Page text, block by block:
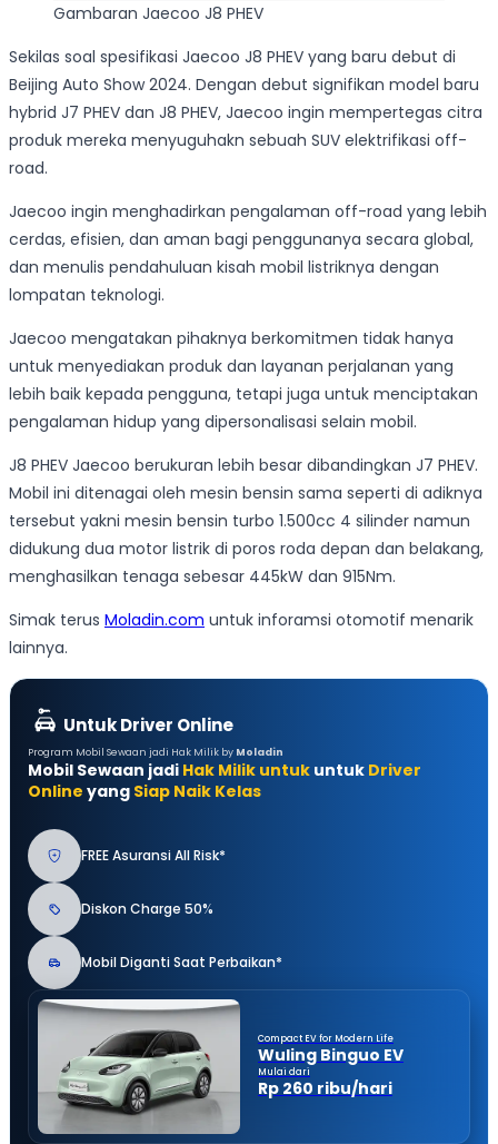
Gambaran Jaecoo J8 PHEV
Sekilas soal spesifikasi Jaecoo J8 PHEV yang baru debut di
Beijing Auto Show 2024. Dengan debut signifikan model baru
hybrid J7 PHEV dan J8 PHEV, Jaecoo ingin mempertegas citra
produk mereka menyuguhakn sebuah SUV elektrifikasi off-
road.
Jaecoo ingin menghadirkan pengalaman off-road yang lebih
cerdas, efisien, dan aman bagi penggunanya secara global,
dan menulis pendahuluan kisah mobil listriknya dengan
lompatan teknologi.
Jaecoo mengatakan pihaknya berkomitmen tidak hanya
untuk menyediakan produk dan layanan perjalanan yang
lebih baik kepada pengguna, tetapi juga untuk menciptakan
pengalaman hidup yang dipersonalisasi selain mobil.
J8 PHEV Jaecoo berukuran lebih besar dibandingkan J7 PHEV.
Mobil ini ditenagai oleh mesin bensin sama seperti di adiknya
tersebut yakni mesin bensin turbo 1.500cc 4 silinder namun
didukung dua motor listrik di poros roda depan dan belakang,
menghasilkan tenaga sebesar 445kW dan 915Nm.
Simak terus Moladin.com untuk inforamsi otomotif menarik
lainnya.
Untuk Driver Online
Program Mobil Sewaan jadi Hak Milik by Moladin
Mobil Sewaan jadi Hak Milik untuk untuk Driver
Online yang Siap Naik Kelas
FREE Asuransi All Risk*
Diskon Charge 50%
Mobil Diganti Saat Perbaikan*
Compact EV for Modern Life
Wuling Binguo EV
Mulai dari
Rp 260 ribu/hari